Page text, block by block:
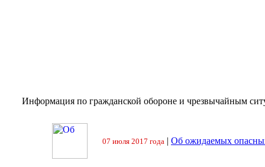
Информация по гражданской обороне и чрезвычайным
07 июля 2017 года | Об ожидаемых